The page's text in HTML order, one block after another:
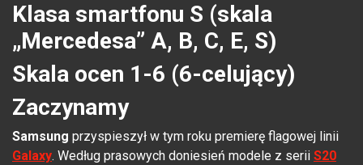
Klasa smartfonu S (skala
„Mercedesa” A, B, C, E, S)
Skala ocen 1-6 (6-celujący)
Zaczynamy
Samsung przyspieszył w tym roku premierę flagowej linii
Galaxy. Według prasowych doniesień modele z serii S20